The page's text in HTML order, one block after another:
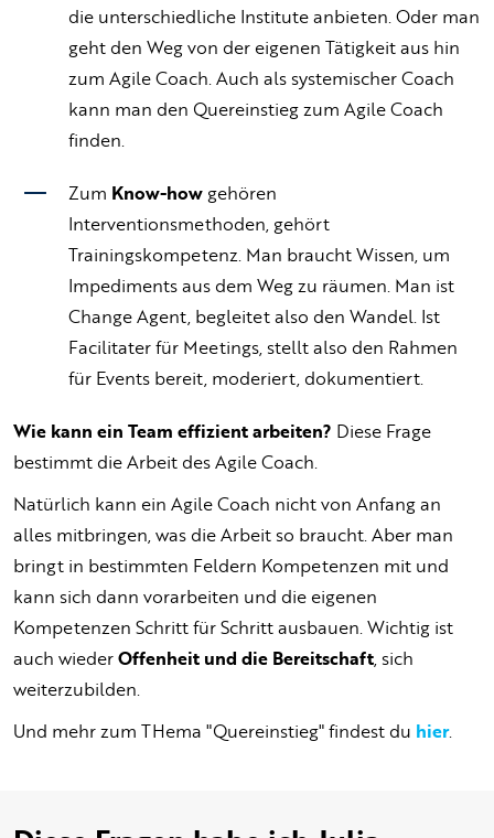
die unterschiedliche Institute anbieten. Oder man
geht den Weg von der eigenen Tätigkeit aus hin
zum Agile Coach. Auch als systemischer Coach
kann man den Quereinstieg zum Agile Coach
finden.
Zum Know-how gehören
Interventionsmethoden, gehört
Trainingskompetenz. Man braucht Wissen, um
Impediments aus dem Weg zu räumen. Man ist
Change Agent, begleitet also den Wandel. Ist
Facilitater für Meetings, stellt also den Rahmen
für Events bereit, moderiert, dokumentiert.
Wie kann ein Team effizient arbeiten? Diese Frage
bestimmt die Arbeit des Agile Coach.
Natürlich kann ein Agile Coach nicht von Anfang an
alles mitbringen, was die Arbeit so braucht. Aber man
bringt in bestimmten Feldern Kompetenzen mit und
kann sich dann vorarbeiten und die eigenen
Kompetenzen Schritt für Schritt ausbauen. Wichtig ist
auch wiederOffenheit und die Bereitschaft , sich
weiterzubilden.
Und mehr zum THema "Quereinstieg" findest du hier.